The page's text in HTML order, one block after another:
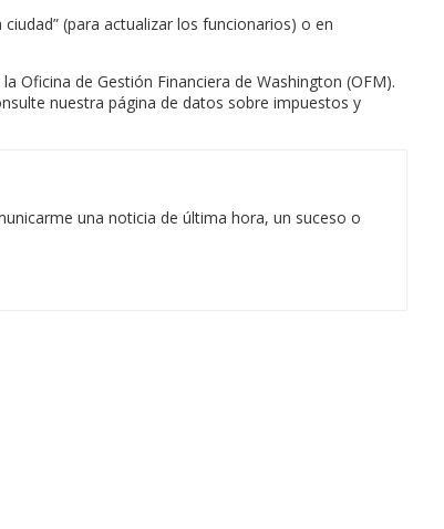
(para actualizar los funcionarios) o en
Oficina de Gestión Financiera de Washington (OFM).
nuestra página de datos sobre impuestos y
una noticia de última hora, un suceso o